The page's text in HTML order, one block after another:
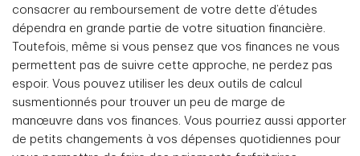
consacrer au remboursement de votre dette d’études
dépendra en grande partie de votre situation financière.
Toutefois, même si vous pensez que vos finances ne vous
permettent pas de suivre cette approche, ne perdez pas
espoir. Vous pouvez utiliser les deux outils de calcul
susmentionnés pour trouver un peu de marge de
manœuvre dans vos finances. Vous pourriez aussi apporter
de petits changements à vos dépenses quotidiennes pour